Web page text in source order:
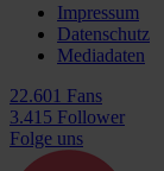
Impressum
Datenschutz
Mediadaten
22.601 Fans
3.415 Follower
Folge uns